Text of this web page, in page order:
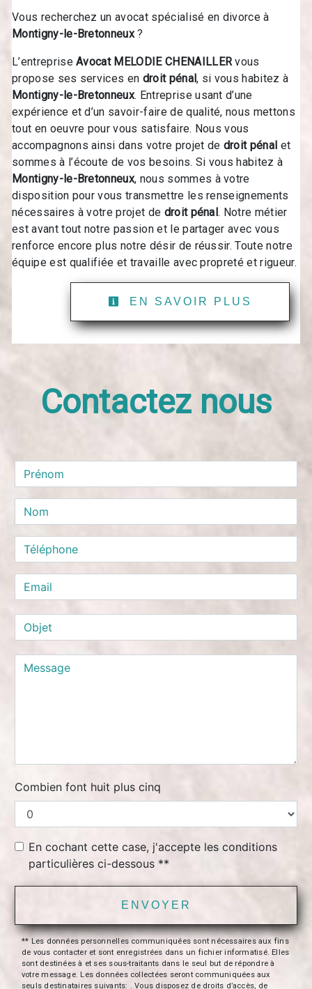
Vous recherchez un avocat spécialisé en divorce à
Montigny-le-Bretonneux?
L’entrepriseAvocat MELODIE CHENAILLERvous
propose ses services en droit pénal, si vous habitez à
Montigny-le-Bretonneux. Entreprise usant d’une
expérience et d’un savoir-faire de qualité, nous mettons
tout en oeuvre pour vous satisfaire. Nous vous
accompagnons ainsi dans votre projet de droit pénal et
sommes à l’écoute de vos besoins. Si vous habitez à
Montigny-le-Bretonneux, nous sommes à votre
disposition pour vous transmettre les renseignements
nécessaires à votre projet de droit pénal. Notre métier
est avant tout notre passion et le partager avec vous
renforce encore plus notre désir de réussir. Toute notre
équipe est qualifiée et travaille avec propreté et rigueur.
EN SAVOIR PLUS
Contactez nous
Combien font huit plus cinq
En cochant cette case, j'accepte les conditions
particulières ci-dessous **
ENVOYER
** Les données personnelles communiquées sont nécessaires aux fins
de vous contacter et sont enregistrées dans un fichier informatisé. Elles
sont destinées à et ses sous-traitants dans le seul but de répondre à
votre message. Les données collectées seront communiquées aux
seuls destinataires suivants: . Vous disposez de droits d’accès, de